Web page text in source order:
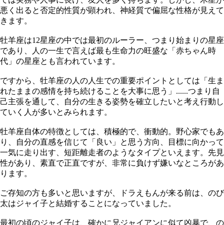
悪く出ると否定的性質が顕われ、神経質で偏屈な性格が見えて
きます。
牡羊座は12星座の中では最初のルーラー、つまり始まりの星座
であり、人の一生で言えば最も生命力の旺盛な「赤ちゃん時
代」の星座とも言われています。
ですから、牡羊座の人の人生での重要ポイントとしては「生ま
れたままの感情を持ち続けることを大事に思う」......つまり自
己主張を通して、自分の生きる姿勢を確立したいと考え行動し
ていく人が多いとみられます。
牡羊座自体の特徴としては、積極的で、衝動的。野心家でもあ
り、自分の直感を信じて「良い」と思う方向、目標に向かって
一気に走り出す、短距離走者のようなタイプといえます。先見
性があり、素直で正直ですが、非常に負けず嫌いなところがあ
ります。
ご存知の方も多いと思いますが、ドラえもんが来る前は、のび
太はジャイ子と結婚することになっていました。
最初の頃のジャイ子は、確かに兄ジャイアンに似て凶暴で、の